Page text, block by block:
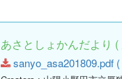
あさとしょかんだより
sanyo_asa201809.pdf